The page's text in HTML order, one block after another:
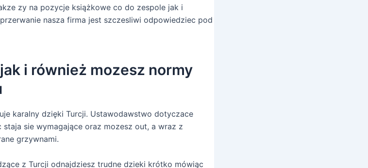
zy na pozycje książkowe co do zespole jak i
nasza firma jest szczesliwi odpowiedziec pod
i również mozesz normy
karalny dzięki Turcji. Ustawodawstwo dotyczace
sie wymagające oraz mozesz out, a wraz z
grzywnami.
z Turcji odnajdziesz trudne dzieki krótko mówiąc